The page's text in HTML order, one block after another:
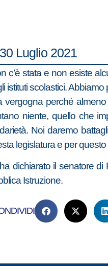
30 Luglio 2021
c’è stata e non esiste
istituti scolastici.
vergogna perché
niente, quello che
Noi daremo
legislatura e per questo
dichiarato il senatore di
Istruzione.